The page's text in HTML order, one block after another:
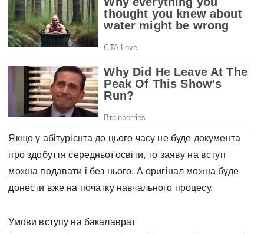
Якщо у абітурієнта до цього часу не буде документа
про здобуття середньої освіти, то заяву на вступ
можна подавати і без нього. А оригінал можна буде
донести вже на початку навчального процесу.
Умови вступу на бакалаврат